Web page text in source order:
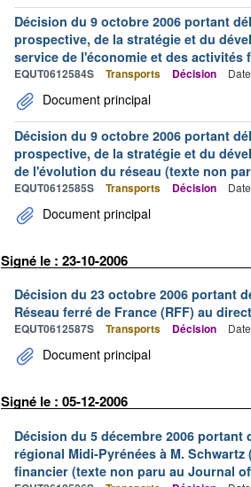
Décision du 9 octobre 2006 portant
prospective, de la stratégie et du
service de l'économie et des
EQUT0612584S Transports Décision
Document principal
Décision du 9 octobre 2006 portant
prospective, de la stratégie et du
de l'évolution du réseau (texte non
EQUT0612585S Transports Décision
Document principal
Signé le : 23-10-2006
Décision du 23 octobre 2006 portant
Réseau ferré de France (RFF) au
EQUT0612587S Transports Décision
Document principal
Signé le : 05-12-2006
Décision du 5 décembre 2006
régional Midi-Pyrénées à M.
financier (texte non paru au Journal